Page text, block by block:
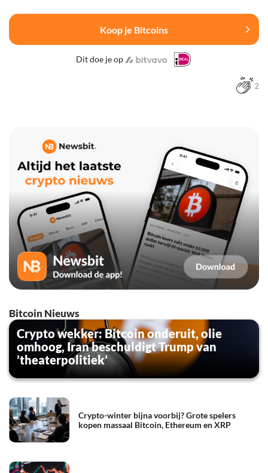
Koop je Bitcoins
Dit doe je op
2
Bitcoin Nieuws
Crypto wekker: Bitcoin onderuit, olie
omhoog, Iran beschuldigt Trump van
’theaterpolitiek’
Crypto-winter bijna voorbij? Grote spelers
kopen massaal Bitcoin, Ethereum en XRP